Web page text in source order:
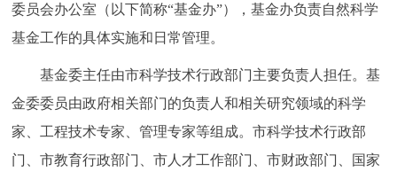
委员会办公室（以下简称“基金办”），基金办负责自然科学
基金工作的具体实施和日常管理。
基金委主任由市科学技术行政部门主要负责人担任。基
金委委员由政府相关部门的负责人和相关研究领域的科学
家、工程技术专家、管理专家等组成。市科学技术行政部
门、市教育行政部门、市人才工作部门、市财政部门、国家